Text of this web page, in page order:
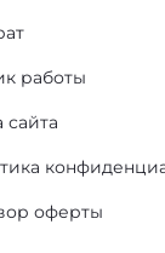
работы
сайта
оферты